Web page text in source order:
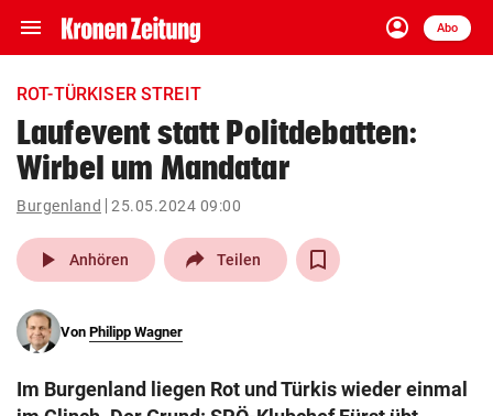
menu Navigation
ein-/ausklappen
account_circle
Anmelden
Abo
close Schließen
account_circle Anmelden
pin_drop
Wien arrow_right
search
eingeben
ROT-TÜRKISER STREIT
Laufevent statt Politdebatten:
Wirbel um Mandatar
Burgenland 25.05.2024 09:00
play_arrow Anhören Teilen
Von Philipp Wagner
Im Burgenland liegen Rot und Türkis wieder einmal